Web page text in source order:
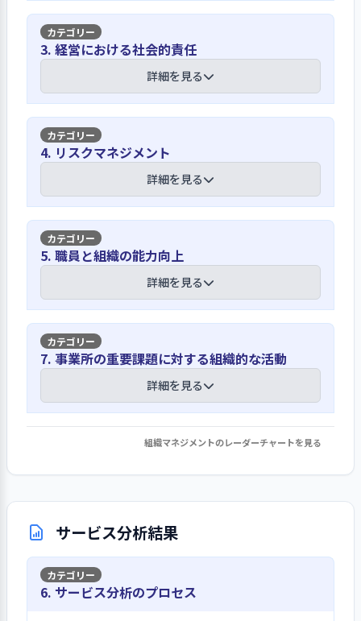
当事業所は精神障がいがある方の家族
を中心とした「東村山けやき家族会」
が創設の発端であり、共同作業所とし
て35年地域と共に歩み続けています。
昨年4月に、長年活動の拠点であった事
業所を新築し、移転されました。理
念・行動指針は事業所内やホームペー
ジ、利用者や家族も参加する法人の決
定機関である定期総会の報告資料にも
掲載されて周知が図られており、利用
者や職員のアンケートでもその趣旨が
事業活動の実践に活かされている様子
をうかがうことができます。
施設長が事業の方向性や運営上の要点を
会議やミーテイングで示しています
職員相互間の役割やその連携、意識の
疎通については高いレベルにあると思
われます。事業所内の事業運営を進めて
いくための職員会議や朝の職員ミーテ
ィングは、施設長が主導で行い、進む
べき方向性や事業運営上の必要なポイ
分等を決めていく朝礼の場で全体的な
事業の流れや方向といったことも伝え
て、理解を得ています。
報告の抜けや必要な点の理解の食い違い
【講評】
職員個別の面談による意向の聴取、確認
を本格的に行う予定です
利用者の意向については、第三者評価
での利用者のアンケートや年２回実施
している支援計画見直し時のモニタリ
ングの際に利用者の意見や訴え等を聴
き取り支援や事業運営に反映させてい
ます。職員意向は、これまでは、第三者
評価受審時の職員アンケート調査なの
で収集していましたが、今後は職員個
別での個人面談の形で、一人ひとりの
意向を聴き取ることを本格化したいと
考えています。
地域との関係性が良好なため、近隣の情
報を把握しやすい状況にあります
事業所の理念は「家族や支援機関との
協力、連携」「地域との交流」を挙げ
ており、家族会主体の発足当時から家
ても法人が主催する家族の集い、地域
労継続支援B型の事業所の集まりである
「ふっくらっく」等に参加して情報収
集をしています。福祉関係に関する情報
3. 経営における社会的責任
詳細を見る
【講評】
理念や行動指針に基づいた具体的な支援
の実施に努めています
職員が守るべき事項については、法人
理念・行動指針及びその説明文に明示
されています。サービス利用契約書や事
業所の運営規程においても「利用者の
意思と人格の尊重」「利用者の立場に
立ったサービスの提供」を明示して、
職員会議やミーティングでも基本的な
姿勢として説明をして周知を図ってい
ます。例えば、利用者に対して基本とし
て「さん」付けとすることを徹底す
る、具体的な支援においても個人の尊
厳を保つことを基本とするよう努めて
備や研修による職員への周知が図られて
います
利用者へは、サービス利用契約書や重
4. リスクマネジメント
詳細を見る
【講評】
災害や事故への対応も重点として取り組
んでいます
リスクに対しては、従前より感染症に
対応する分野についての対応に注意を
払っていました。移転に伴い、近隣と
の関係も踏まえて火災を含めた災害へ
の対応も重点としています。感染症予防
対応、苦情事故対応、防災などの各マ
用者の転倒についても注意が払われてい
検、日誌の作成の整備も検討していま
す。
災害への対応は行われていますので、事
5. 職員と組織の能力向上
詳細を見る
【講評】
これからを見据えた人員配置や人材育成
の土台を据えようと考えています
常勤職員は勤続経験が長く欠員がない
期も重なっているという状況なので、同
系列の事業所も含め異動を踏まえた人
たいと考えています。コロナ禍や当事業
所の移転もあって、従前行われていた系
列事業所との合同職員会議や施設長間
の話し合いも滞りがちでした。しか
7. 事業所の重要課題に対する組織的な活動
詳細を見る
1. 事業所の重要課題に対して、目標設定・取り
1. 事業所の理念・基本方針の実現を図る上での重要課
題について、前年度具体的な目標を設定して取り組
組織マネジメントのレーダーチャートを見る
サービス分析結果
6. サービス分析のプロセス